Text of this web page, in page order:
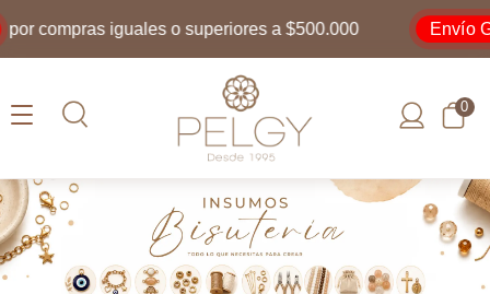
compras iguales o superiores a $500.000 Envío
0